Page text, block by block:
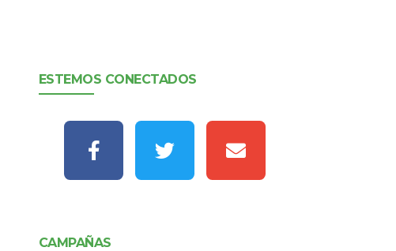
ESTEMOS CONECTADOS
CAMPAÑAS